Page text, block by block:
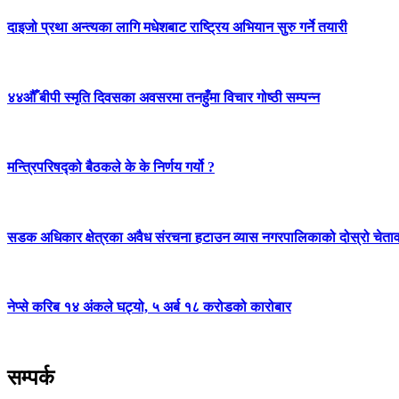
दाइजो प्रथा अन्त्यका लागि मधेशबाट राष्ट्रिय अभियान सुरु गर्ने तयारी
४४औँ बीपी स्मृति दिवसका अवसरमा तनहुँमा विचार गोष्ठी सम्पन्न
मन्त्रिपरिषद्को बैठकले के के निर्णय गर्यो ?
सडक अधिकार क्षेत्रका अवैध संरचना हटाउन व्यास नगरपालिकाको दोस्रो
नेप्से करिब १४ अंकले घट्यो, ५ अर्ब १८ करोडको कारोबार
सम्पर्क